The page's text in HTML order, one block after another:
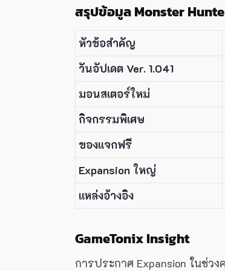
สรุปข้อมูล Monster
หัวข้อสำคัญ
วันอัปเดต Ver. 1.041
มอนสเตอร์ใหม่
กิจกรรมพิเศษ
ของแจกฟรี
Expansion ใหญ่
แหล่งอ้างอิง
GameTonix Insight
การประกาศ Expansion ในช่ว